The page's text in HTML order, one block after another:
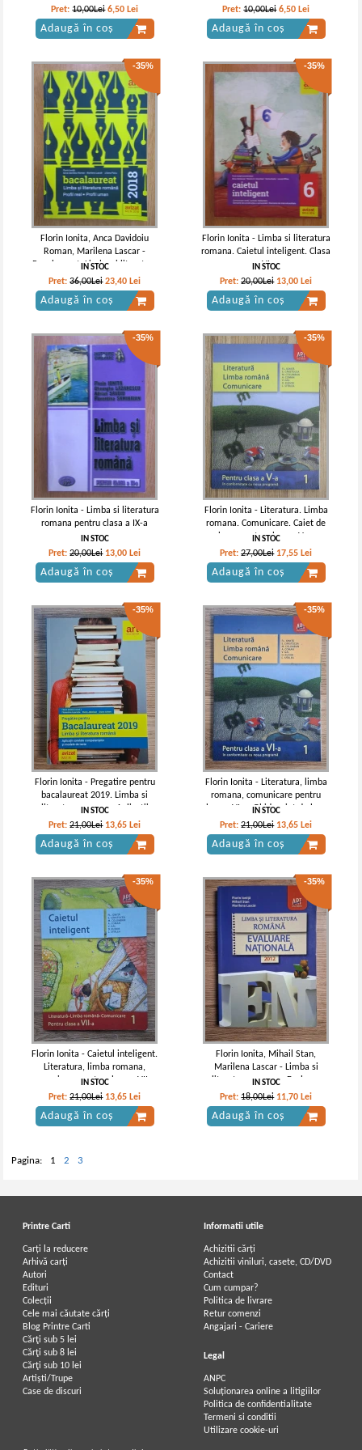
Pret:10,00Lei 6,50 Lei
Adaugă în coș
examenul de capacitate
Pret:10,00Lei 6,50 Lei
Adaugă în coș
-35%
Florin Ionita, Anca Davidoiu
Roman, Marilena Lascar -
Bacalaureat. Limba si literatura
romana. Profil real. Profil uman
IN STOC
Pret:36,00Lei 23,40 Lei
Adaugă în coș
-35%
Florin Ionita - Limba si literatura
romana. Caietul inteligent. Clasa
a VI-a
IN STOC
Pret:20,00Lei 13,00 Lei
Adaugă în coș
-35%
Florin Ionita - Limba si literatura
romana pentru clasa a IX-a
IN STOC
Pret:20,00Lei 13,00 Lei
Adaugă în coș
-35%
Florin Ionita - Literatura. Limba
romana. Comunicare. Caiet de
lucru pentru clasa a V-a,
semestrul 1
IN STOC
Pret:27,00Lei 17,55 Lei
Adaugă în coș
-35%
Florin Ionita - Pregatire pentru
bacalaureat 2019. Limba si
literatura romana. Aplicatii
corelate competentelor si
modele de teste
IN STOC
Pret:21,00Lei 13,65 Lei
Adaugă în coș
-35%
Florin Ionita - Literatura, limba
romana, comunicare pentru
clasa a VI-a. Ghid, caiet de lucru
in conformitate cu noua
programa (semestrul 1)
IN STOC
Pret:21,00Lei 13,65 Lei
Adaugă în coș
-35%
Florin Ionita - Caietul inteligent.
Literatura, limba romana,
comunicare pentru clasa a VII-a,
semestrul 1
IN STOC
Pret:21,00Lei 13,65 Lei
Adaugă în coș
-35%
Florin Ionita, Mihail Stan,
Marilena Lascar - Limba si
literatura romana. Evaluare
nationala. 2012
IN STOC
Pret:18,00Lei 11,70 Lei
Adaugă în coș
Pagina: 1 2 3
Printre Carti
Carți la reducere
Arhivă carți
Autori
Edituri
Colecții
Cele mai căutate cărți
Blog Printre Carti
Cărţi sub 5 lei
Cărţi sub 8 lei
Cărţi sub 10 lei
Artiști/Trupe
Case de discuri
Informatii utile
Achizitii cărți
Achizitii viniluri, casete, CD/DVD
Contact
Cum cumpar?
Politica de livrare
Retur comenzi
Angajari - Cariere
Legal
ANPC
Soluționarea online a litigiilor
Politica de confidentialitate
Termeni si conditii
Utilizare cookie-uri